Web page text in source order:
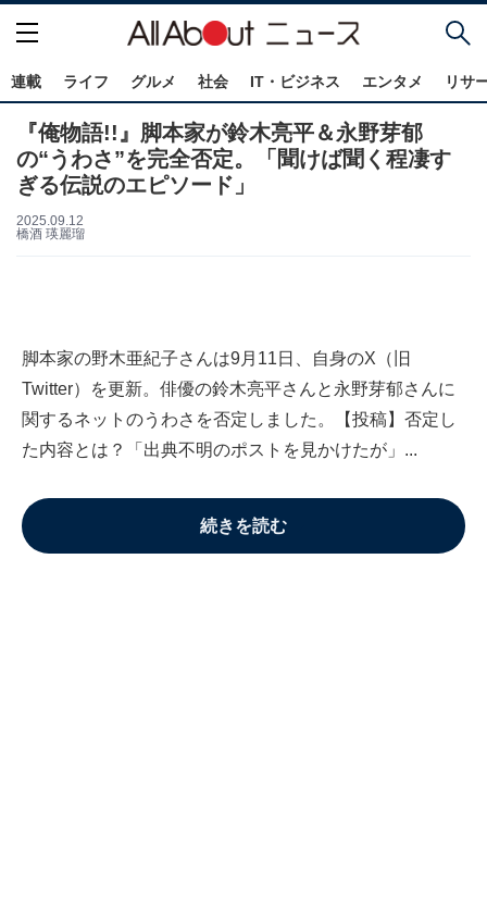
連載 ライフ グルメ 社会 IT・ビジネス エンタメ リサ
『俺物語!!』脚本家が鈴木亮平＆永野芽郁
の“うわさ”を完全否定。「聞けば聞く程凄す
ぎる伝説のエピソード」
2025.09.12
橋酒 瑛麗瑠
脚本家の野木亜紀子さんは9月11日、自身のX（旧
Twitter）を更新。俳優の鈴木亮平さんと永野芽郁さんに
関するネットのうわさを否定しました。【投稿】否定し
た内容とは？「出典不明のポストを見かけたが」...
続きを読む